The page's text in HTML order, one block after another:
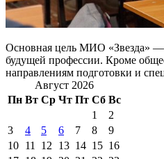
Основная цель МИО «Звезда» —
будущей профессии. Кроме
направлениям подготовки и
Август 2026
Пн Вт Ср Чт Пт Сб Вс
1
2
3
4 5 6 7 8
9
10 11 12 13 14 15 16